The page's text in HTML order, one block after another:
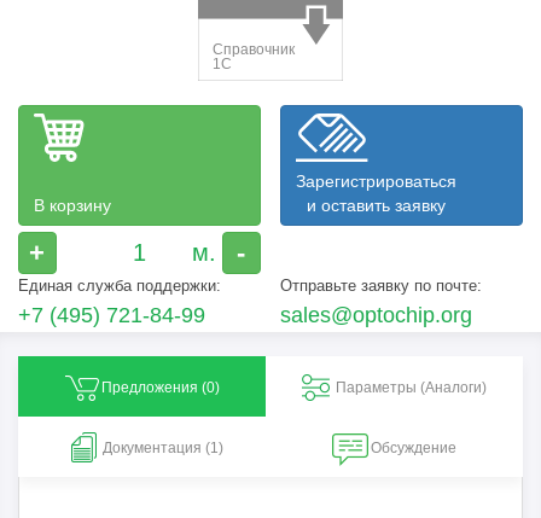
В корзину
+ -
Зарегистрироваться
и оставить заявку
Единая служба поддержки:
+7 (495) 721-84-99
Отправьте заявку по почте:
sales@optochip.org
Предложения (0) Параметры (Aналоги)
Документация (1) Обсуждение